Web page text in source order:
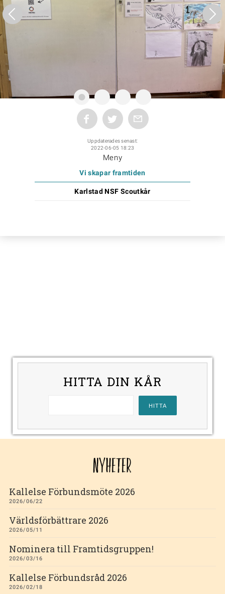
Uppdaterades senast:
2022-06-05 18:23
Meny
Vi skapar framtiden
Karlstad NSF Scoutkår
HITTA DIN KÅR
NYHETER
Kallelse Förbundsmöte 2026
2026/06/22
Världsförbättrare 2026
2026/05/11
Nominera till Framtidsgruppen!
2026/03/16
Kallelse Förbundsråd 2026
2026/02/18